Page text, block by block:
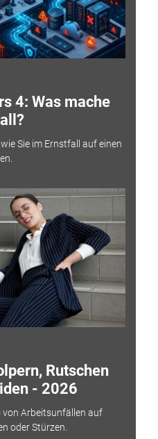
4: Was mache
Sie im Ernstfall auf einen
Rutschen
- 2026
von Arbeitsunfällen auf
oder Stürzen.